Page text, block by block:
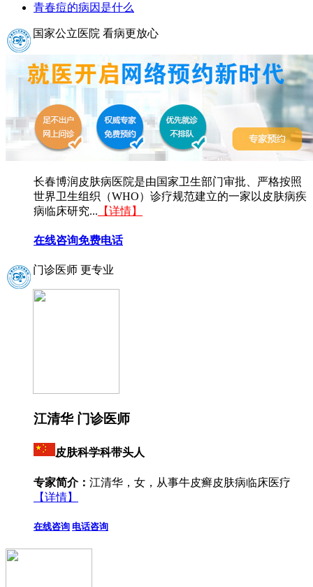
青春痘的病因是什么
国家公立医院 看病更放心
长春博润皮肤病医院是由国家卫生部门审批、严格按照
世界卫生组织（WHO）诊疗规范建立的一家以皮肤病疾
病临床研究... 【详情】
在线咨询免费电话
门诊医师 更专业
江清华 门诊医师
皮肤科学科带头人
专家简介： 江清华，女，从事牛皮癣皮肤病临床医疗
【详情】
在线咨询 电话咨询